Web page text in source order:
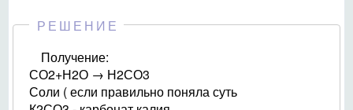
РЕШЕНИЕ
Получение:
СО2+Н2О → Н2СО3
Соли ( если правильно поняла суть